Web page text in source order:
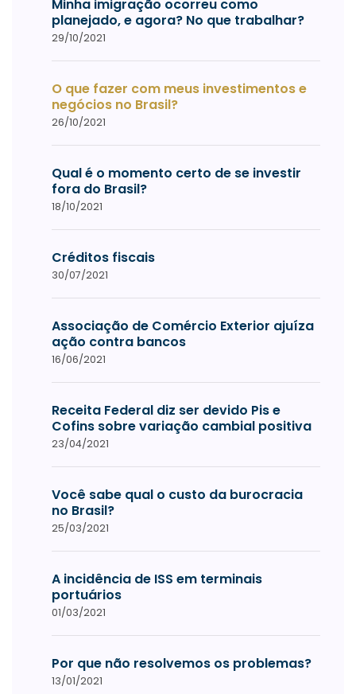
Minha imigração ocorreu como
planejado, e agora? No que trabalhar?
29/10/2021
O que fazer com meus investimentos e
negócios no Brasil?
26/10/2021
Qual é o momento certo de se investir
fora do Brasil?
18/10/2021
Créditos fiscais
30/07/2021
Associação de Comércio Exterior ajuíza
ação contra bancos
16/06/2021
Receita Federal diz ser devido Pis e
Cofins sobre variação cambial positiva
23/04/2021
Você sabe qual o custo da burocracia
no Brasil?
25/03/2021
A incidência de ISS em terminais
portuários
01/03/2021
Por que não resolvemos os problemas?
13/01/2021